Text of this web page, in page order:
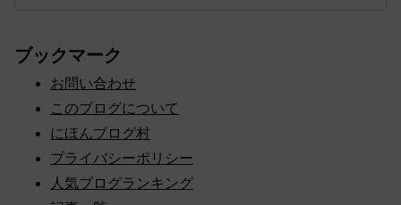
ブックマーク
お問い合わせ
このブログについて
にほんブログ村
プライバシーポリシー
人気ブログランキング